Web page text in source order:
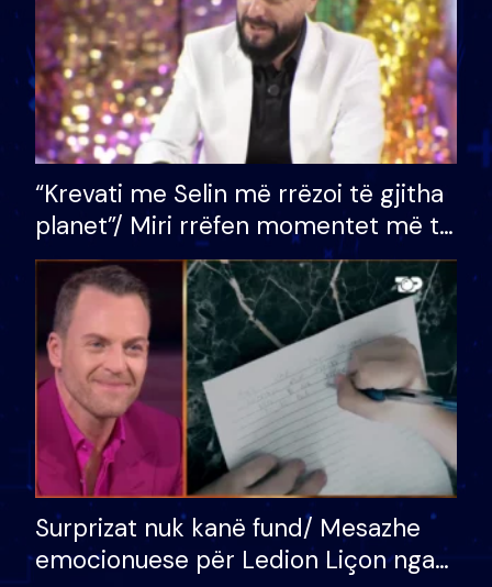
“Krevati me Selin më rrëzoi të gjitha
planet”/ Miri rrëfen momentet më të
bukura në shtëpinë e BB VIP: Do më
mungojë zilja e mëngjesit kur…
Surprizat nuk kanë fund/ Mesazhe
emocionuese për Ledion Liçon nga